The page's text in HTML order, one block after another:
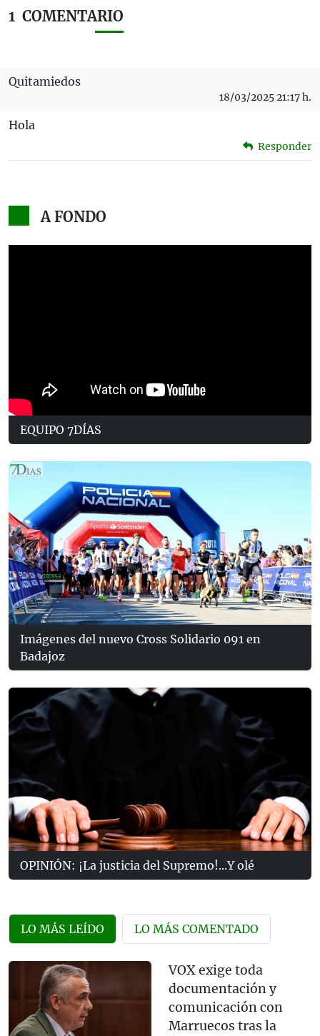
1 COMENTARIO
Quitamiedos
18/03/2025 21:17 h.
Hola
Responder
A FONDO
EQUIPO 7DÍAS
Imágenes del nuevo Cross Solidario 091 en
Badajoz
OPINIÓN: ¡La justicia del Supremo!...Y olé
LO MÁS LEÍDO LO MÁS COMENTADO
VOX exige toda
documentación y
comunicación con
Marruecos tras la